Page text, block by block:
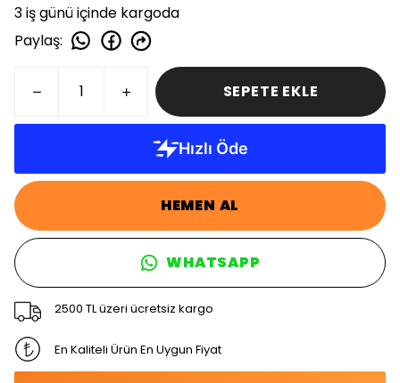
3 iş günü içinde kargoda
Paylaş:
SEPETE EKLE
HEMEN AL
WHATSAPP
2500 TL üzeri ücretsiz kargo
En Kaliteli Ürün En Uygun Fiyat